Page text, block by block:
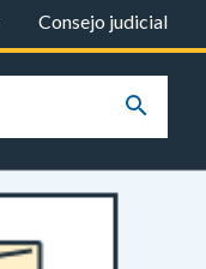
Consejo judicial